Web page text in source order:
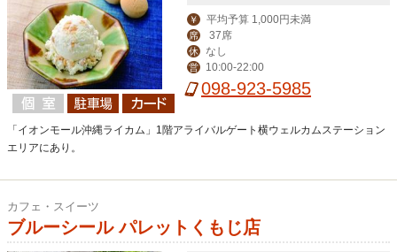
￥ 平均予算 1,000円未満
席 37席
休 なし
営 10:00-22:00
098-923-5985
「イオンモール沖縄ライカム」1階アライバルゲート横ウェルカムステーション
エリアにあり。
カフェ・スイーツ
ブルーシール パレットくもじ店